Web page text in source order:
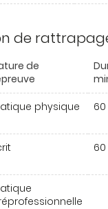
de
de
physique 60
60